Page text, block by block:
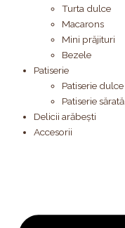
Turta dulce
Macarons
Mini prăjituri
Bezele
Patiserie
Patiserie dulce
Patiserie sărată
Delicii arăbești
Accesorii